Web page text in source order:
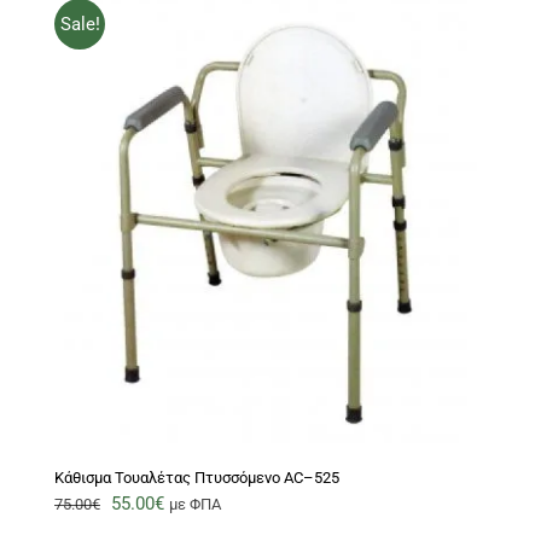
Sale!
Κάθισμα Τουαλέτας Πτυσσόμενο AC–525
75.00€
Original
55.00€Ημε ΦΠΑ